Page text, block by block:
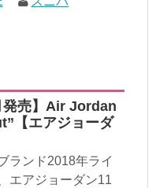
発売】Air Jordan
【エアジョーダ
ランド2018年ライ
エアジョーダン11